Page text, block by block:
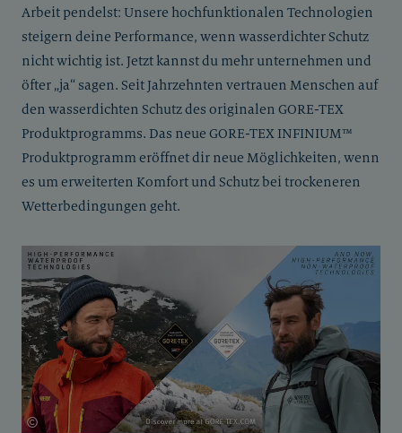
Arbeit pendelst: Unsere hochfunktionalen Technologien
steigern deine Performance, wenn wasserdichter Schutz
nicht wichtig ist. Jetzt kannst du mehr unternehmen und
öfter „ja“ sagen. Seit Jahrzehnten vertrauen Menschen auf
den wasserdichten Schutz des originalen GORE-TEX
Produktprogramms. Das neue GORE-TEX INFINIUM™
Produktprogramm eröffnet dir neue Möglichkeiten, wenn
es um erweiterten Komfort und Schutz bei trockeneren
Wetterbedingungen geht.
© 2019 W. L. Gore & Associates GmbH